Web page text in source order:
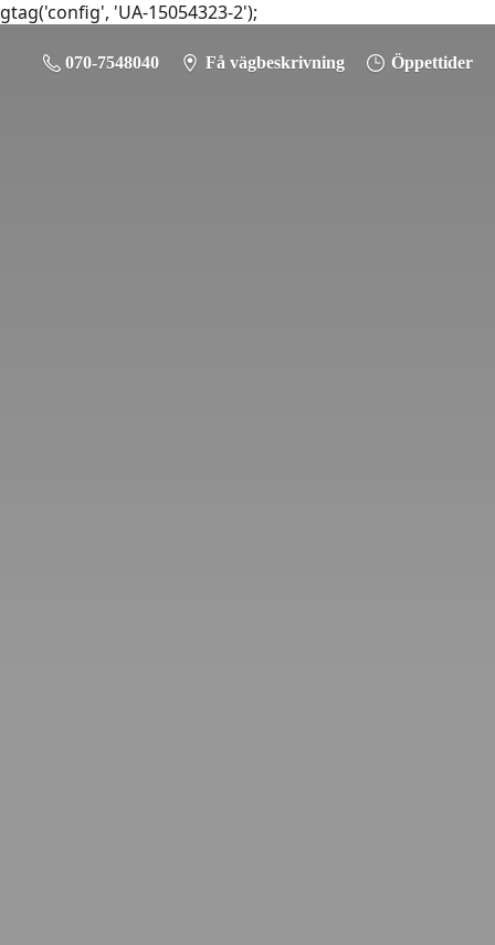
gtag('config', 'UA-15054323-2');
070-7548040 Få vägbeskrivning Öppettider